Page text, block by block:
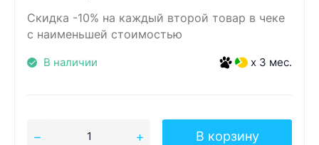
Скидка -10% на каждый второй товар в чеке
с наименьшей стоимостью
В наличии x 3 мес.
В корзину